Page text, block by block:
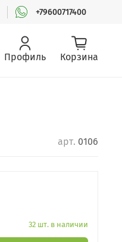
+79600717400
Профиль Корзина
арт. 0106
32 шт. в наличии